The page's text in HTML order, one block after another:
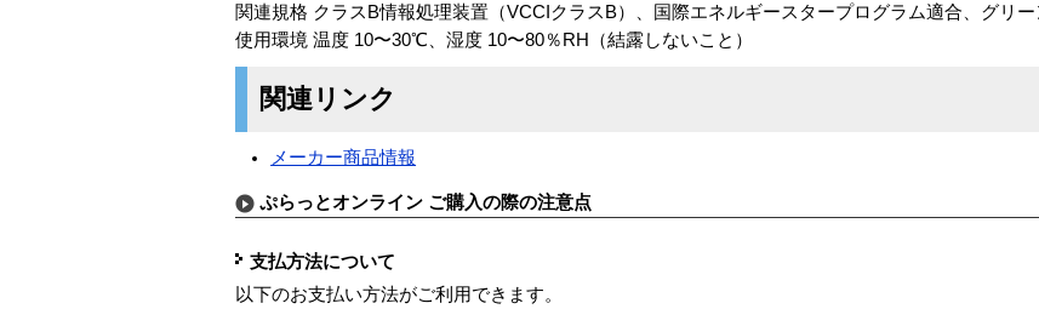
関連規格 クラスB情報処理装置（VCCIクラスB）、国際エネルギースタープログラム適合、グリ
使用環境 温度 10〜30℃、湿度 10〜80％RH（結露しないこと）
関連リンク
メーカー商品情報
ぷらっとオンライン ご購入の際の注意点
支払方法について
以下のお支払い方法がご利用できます。